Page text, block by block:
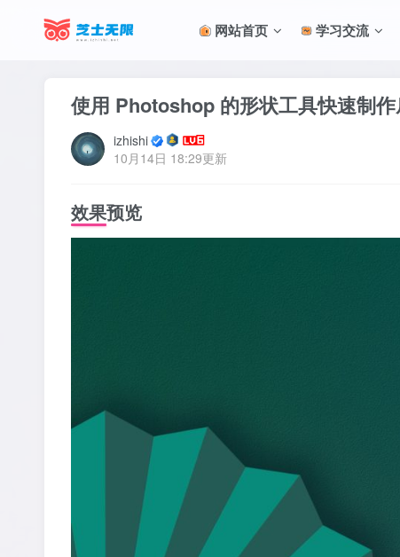
网站首页 学习交流
使用 Photoshop 的形状工具快速制
izhishi
10月14日 18:29更新
效果预览